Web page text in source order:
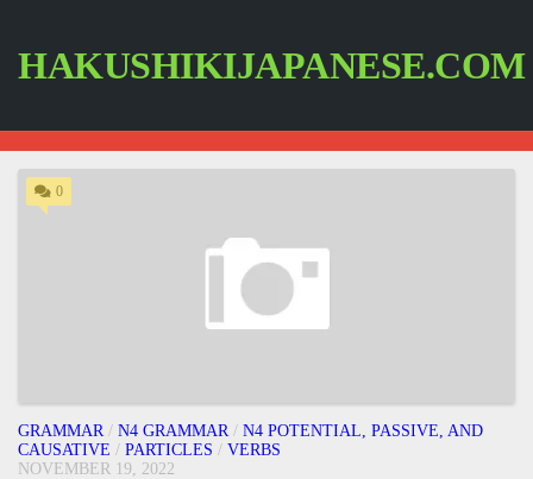
content
HAKUSHIKIJAPANESE.COM
0
GRAMMAR / N4 GRAMMAR / N4 POTENTIAL, PASSIVE, AND
CAUSATIVE / PARTICLES / VERBS
NOVEMBER 19, 2022